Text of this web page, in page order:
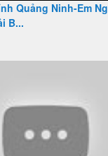
Quảng Ninh-Em
B...